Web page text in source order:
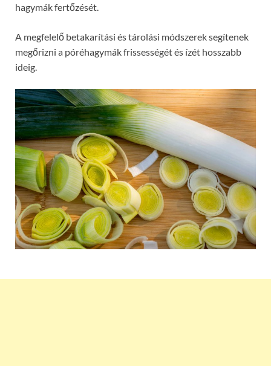
hagymák fertőzését.
A megfelelő betakarítási és tárolási módszerek segítenek
megőrizni a póréhagymák frissességét és ízét hosszabb
ideig.